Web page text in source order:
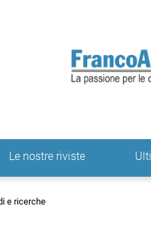
corrente è:
Le nostre riviste
e ricerche